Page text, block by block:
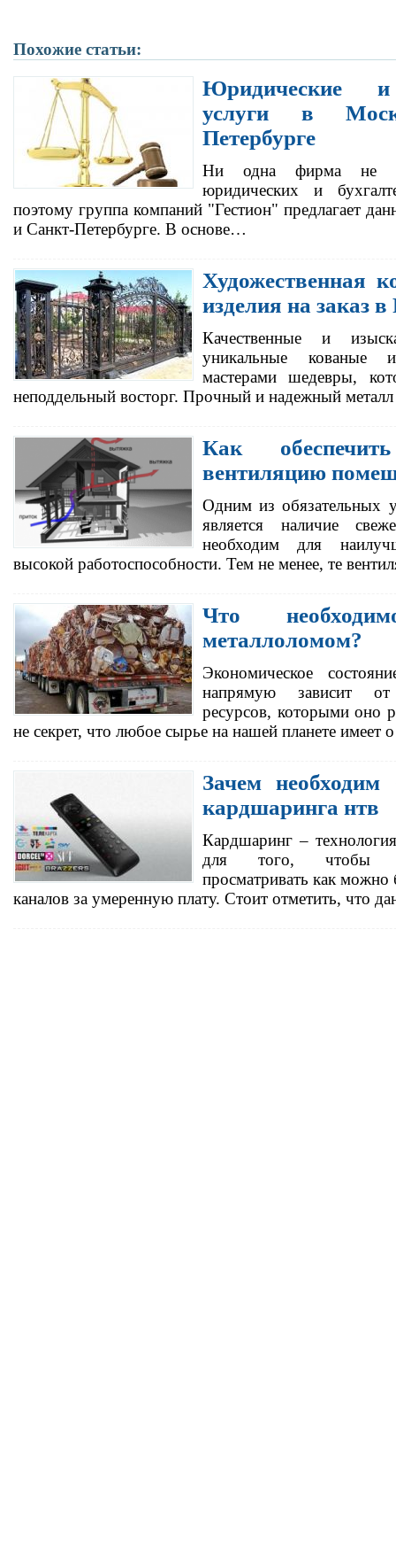
Похожие статьи:
Юридические и
услуги в
Петербурге
Ни одна фирма не
юридических и
поэтому группа компаний "Гестион" предлагает
и Санкт-Петербурге. В основе…
Художественная
изделия на заказ
Качественные и
уникальные кованые
мастерами шедевры,
неподдельный восторг. Прочный и надежный
Как
вентиляцию
Одним из обязательных
является наличие
необходим для
высокой работоспособности. Тем не менее, те
Что
металлоломом?
Экономическое
напрямую зависит
ресурсов, которыми оно
не секрет, что любое сырье на нашей планете имеет
Зачем необходим
кардшаринга нтв
Кардшаринг –
для того, чтобы
просматривать как
каналов за умеренную плату. Стоит отметить, что